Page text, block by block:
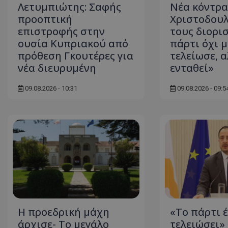
Λετυμπιώτης: Σαφής
προοπτική
επιστροφής στην
ουσία Κυπριακού από
πρόθεση Γκουτέρες για
νέα διευρυμένη
09.08.2026 - 10:31
Νέα
τους
πάρτι όχι
τελείωσε,
ενταθεί»
09.08.2026 -
Η προεδρική μάχη
άρχισε- Το μεγάλο
«Το πάρτι